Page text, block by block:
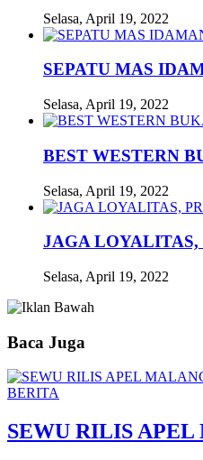
Selasa, April 19, 2022
SEPATU MAS
Selasa, April 19, 2022
BEST WESTERN
Selasa, April 19, 2022
JAGA LOYALITAS,
Selasa, April 19, 2022
Baca Juga
BERITA
SEWU RILIS